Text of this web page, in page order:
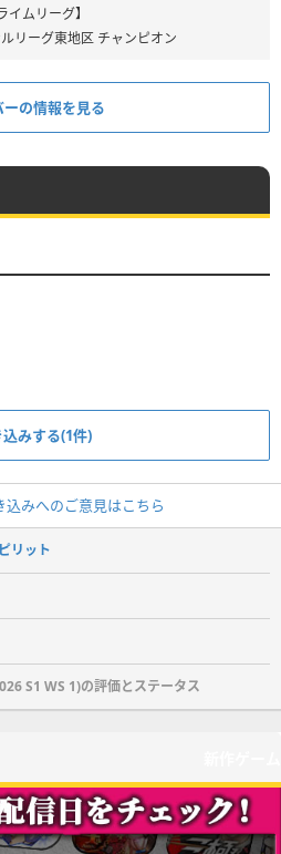
イムリーグ】
リーグ東地区 チャンピオン
ーの情報を見る
みする(1件)
込みへのご意見はこちら
リット
S1 WS 1)の評価とステータス